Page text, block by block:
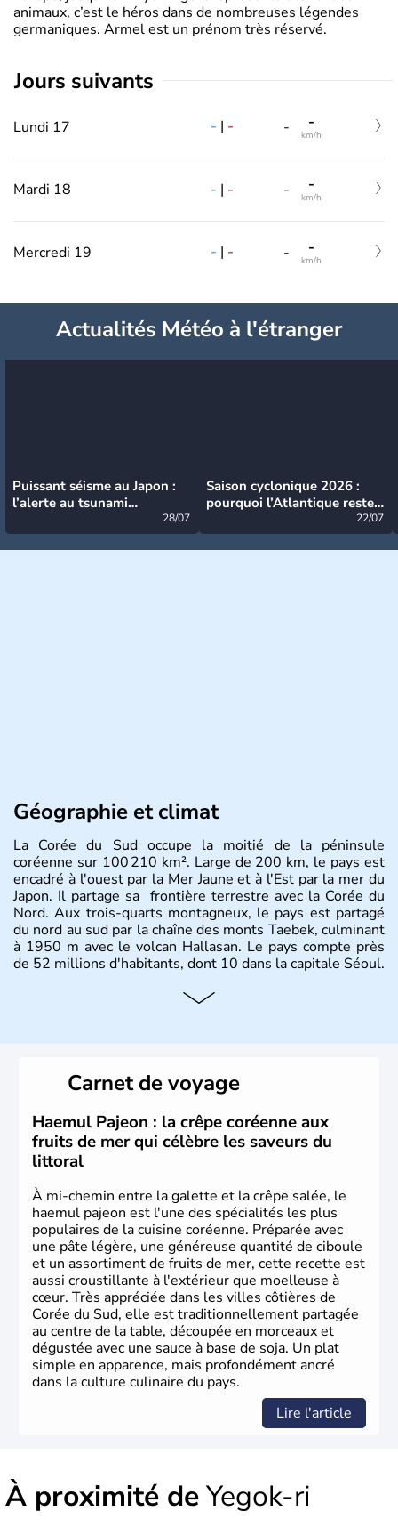
animaux, c’est le héros dans de nombreuses légendes
germaniques. Armel est un prénom très réservé.
jours suivants
Lundi 17 - | - - -
km/h
Mardi 18 - | - - -
km/h
Mercredi 19 - | - - -
km/h
Actualités Météo à l'étranger
Puissant séisme au Japon :
l’alerte au tsunami
28/07
Saison cyclonique 2026 :
pourquoi l’Atlantique reste
22/07
Géographie et climat
La Corée du Sud occupe la moitié de la péninsule
coréenne sur 100 210 km². Large de 200 km, le pays est
encadré à l'ouest par la Mer Jaune et à l'Est par la mer du
Japon. Il partage sa frontière terrestre avec la Corée du
Nord. Aux trois-quarts montagneux, le pays est partagé
du nord au sud par la chaîne des monts Taebek, culminant
à 1950 m avec le volcan Hallasan. Le pays compte près
de 52 millions d'habitants, dont 10 dans la capitale Séoul.
Histoire et administration
christianisme et le bouddhisme en sont les deux
principales religions. Ce pays partage sa culture avec la
Corée du Nord. Les Jeux Olympiques s’y sont déroulés en
1988, de même que la Coupe du Monde de football en
2002, en collaboration avec le Japon.
Carnet de voyage
Haemul Pajeon : la crêpe coréenne aux
fruits de mer qui célèbre les saveurs du
littoral
À mi-chemin entre la galette et la crêpe salée, le
haemul pajeon est l'une des spécialités les plus
populaires de la cuisine coréenne. Préparée avec
une pâte légère, une généreuse quantité de ciboule
et un assortiment de fruits de mer, cette recette est
aussi croustillante à l'extérieur que moelleuse à
cœur. Très appréciée dans les villes côtières de
Corée du Sud, elle est traditionnellement partagée
au centre de la table, découpée en morceaux et
dégustée avec une sauce à base de soja. Un plat
simple en apparence, mais profondément ancré
dans la culture culinaire du pays.
Lire l'article
À proximité deYegok-ri